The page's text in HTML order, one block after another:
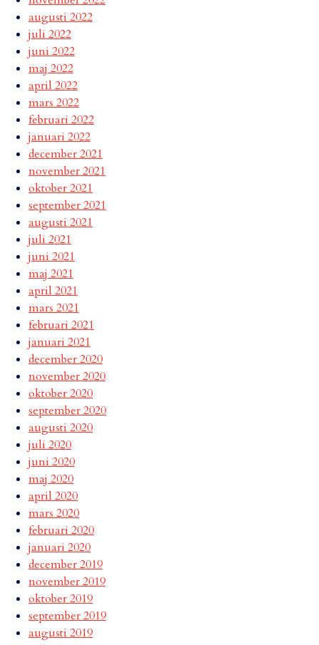
augusti 2022
juli 2022
juni 2022
maj 2022
april 2022
mars 2022
februari 2022
januari 2022
december 2021
november 2021
oktober 2021
september 2021
augusti 2021
juli 2021
juni 2021
maj 2021
april 2021
mars 2021
februari 2021
januari 2021
december 2020
november 2020
oktober 2020
september 2020
augusti 2020
juli 2020
juni 2020
maj 2020
april 2020
mars 2020
februari 2020
januari 2020
december 2019
november 2019
oktober 2019
september 2019
augusti 2019